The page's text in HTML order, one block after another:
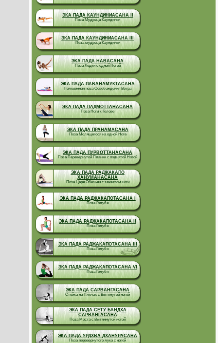
ЭКА ПАДА КАУНДИНИАСАНА II
Поза Мудреца Каундиньи
ЭКА ПАДА КАУНДИНИАСАНА III
Поза мудреца Каундиньи
ЭКА ПАДА НАВАСАНА
Поза Лодки с одной Ногой
ЭКА ПАДА ПАВАНАМУКТАСАНА
Половинная поза Освобождения Ветра
ЭКА ПАДА ПАДМОТТАНАСАНА
Поза Ноги к Голове
ЭКА ПАДА ПРАНАМАСАНА
Поза Молящегося на одной Ноге
ЭКА ПАДА ПУРВОТТАНАСАНА
Поза Перевернутой Планки с поднятой Ногой
ЭКА ПАДА РАДЖАКАПО
ХАНУМАНАСАНА
Поза Царя Обезьян с захватом ноги
ЭКА ПАДА РАДЖАКАПОТАСАНА I
Поза Голубя
ЭКА ПАДА РАДЖАКАПОТАСАНА II
Поза Голубя
ЭКА ПАДА РАДЖАКАПОТАСАНА III
Поза Голубя
ЭКА ПАДА РАДЖАКАПОТАСАНА VI
Поза Голубя
ЭКА ПАДА САРВАНГАСАНА
Стойка на Плечах с Вытянутой ногой
ЭКА ПАДА СЕТУ БАНДХА
САРВАНГАСАНА
Поза Моста с Вытяннутой ногой
ЭКА ПАДА УРДХВА ДХАНУРАСАНА
Поза перевернутого лука с ногой